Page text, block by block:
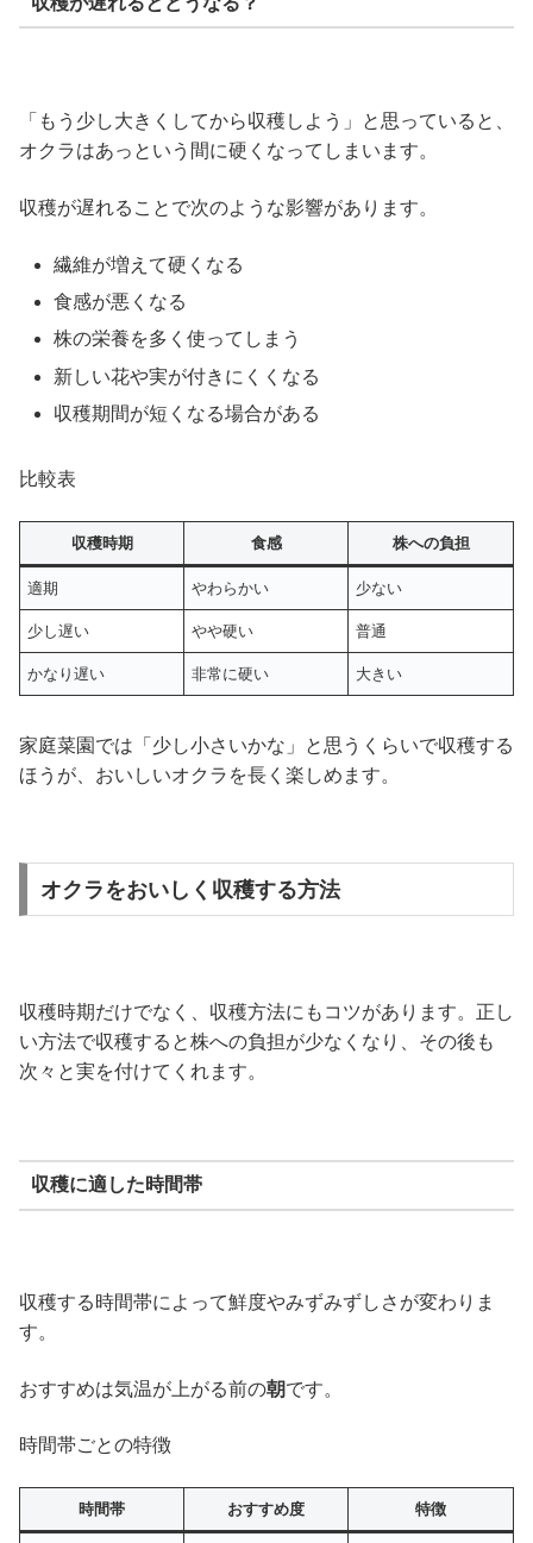
「もう少し大きくしてから収穫しよう」と思っていると、
オクラはあっという間に硬くなってしまいます。
収穫が遅れることで次のような影響があります。
繊維が増えて硬くなる
食感が悪くなる
株の栄養を多く使ってしまう
新しい花や実が付きにくくなる
収穫期間が短くなる場合がある
比較表
収穫時期 食感 株への負担
適期 やわらかい 少ない
少し遅い やや硬い 普通
かなり遅い 非常に硬い 大きい
家庭菜園では「少し小さいかな」と思うくらいで収穫する
ほうが、おいしいオクラを長く楽しめます。
オクラをおいしく収穫する方法
収穫時期だけでなく、収穫方法にもコツがあります。正し
い方法で収穫すると株への負担が少なくなり、その後も
次々と実を付けてくれます。
収穫に適した時間帯
収穫する時間帯によって鮮度やみずみずしさが変わりま
す。
おすすめは気温が上がる前の朝です。
時間帯ごとの特徴
時間帯 おすすめ度 特徴